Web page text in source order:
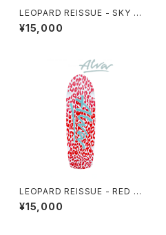
LEOPARD REISSUE - SKY B
LUE & WHITE
¥15,000
LEOPARD REISSUE - RED &
WHITE
¥15,000